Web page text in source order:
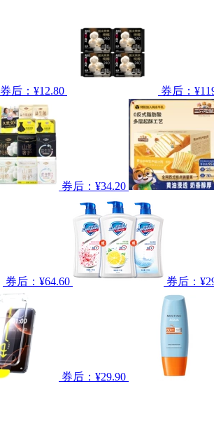
券后：¥12.80 券后：
券后：¥34.20
券后：¥64.60 券后：
券后：¥29.90